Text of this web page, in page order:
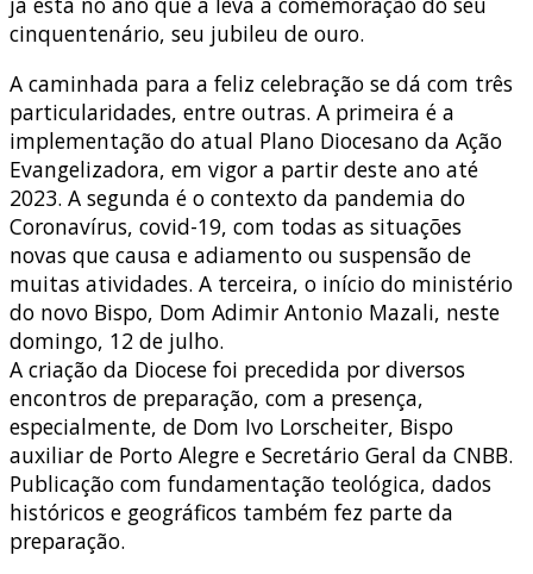
cinquentenário, seu jubileu de ouro.
A caminhada para a feliz celebração se dá com três
particularidades, entre outras. A primeira é a
implementação do atual Plano Diocesano da Ação
Evangelizadora, em vigor a partir deste ano até
2023. A segunda é o contexto da pandemia do
Coronavírus, covid-19, com todas as situações
novas que causa e adiamento ou suspensão de
muitas atividades. A terceira, o início do ministério
do novo Bispo, Dom Adimir Antonio Mazali, neste
domingo, 12 de julho.
A criação da Diocese foi precedida por diversos
encontros de preparação, com a presença,
especialmente, de Dom Ivo Lorscheiter, Bispo
auxiliar de Porto Alegre e Secretário Geral da CNBB.
Publicação com fundamentação teológica, dados
históricos e geográficos também fez parte da
preparação.